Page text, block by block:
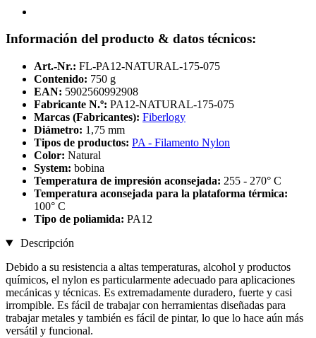
Información del producto & datos técnicos:
Art.-Nr.: FL-PA12-NATURAL-175-075
Contenido: 750 g
EAN: 5902560992908
Fabricante N.º: PA12-NATURAL-175-075
Marcas (Fabricantes): Fiberlogy
Diámetro: 1,75 mm
Tipos de productos: PA - Filamento Nylon
Color: Natural
System: bobina
Temperatura de impresión aconsejada: 255 - 270° C
Temperatura aconsejada para la plataforma térmica:
100° C
Tipo de poliamida: PA12
Descripción
Debido a su resistencia a altas temperaturas, alcohol y productos
químicos, el nylon es particularmente adecuado para aplicaciones
mecánicas y técnicas. Es extremadamente duradero, fuerte y casi
irrompible. Es fácil de trabajar con herramientas diseñadas para
trabajar metales y también es fácil de pintar, lo que lo hace aún más
versátil y funcional.